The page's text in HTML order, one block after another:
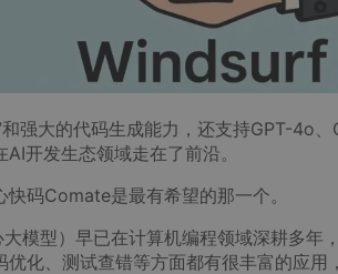
强大的代码生成能力，还支持GPT-4o
开发生态领域走在了前沿。
码Comate是最有希望的那一个。
模型）早已在计算机编程领域深耕多年
化、测试查错等方面都有很丰富的应用